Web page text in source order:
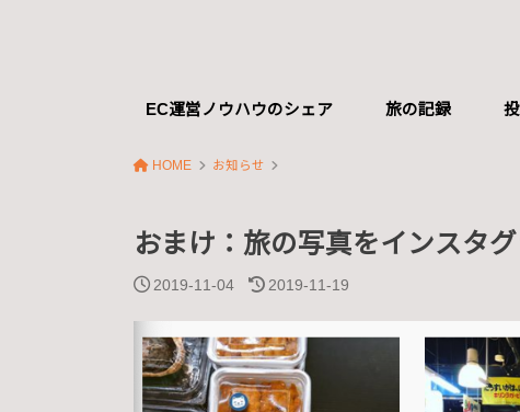
EC運営ノウハウのシェア 旅の記録
HOME お知らせ
おまけ：旅の写真をインスタ
2019-11-04 2019-11-19